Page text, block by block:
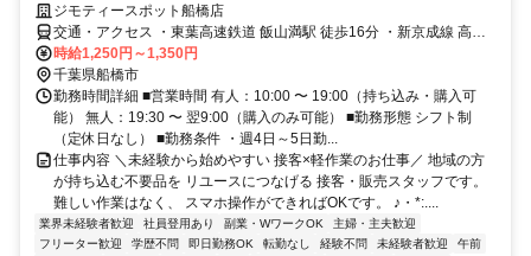
ジモティースポット船橋店
交通・アクセス ・東葉高速鉄道 飯山満駅 徒歩16分 ・新京成線 高根
木戸駅 徒歩19分 ・新京成線 高根木戸駅 船橋駅北口行（バス）3分 下
車後、徒歩2分 所要時間5分
時給1,250円～1,350円
千葉県船橋市
勤務時間詳細 ■営業時間 有人：10:00 〜 19:00（持ち込み・購入可
能） 無人：19:30 〜 翌9:00（購入のみ可能） ■勤務形態 シフト制
（定休日なし） ■勤務条件 ・週4日～5日勤...
仕事内容 ＼未経験から始めやすい 接客×軽作業のお仕事／ 地域の方
が持ち込む不要品を リユースにつなげる 接客・販売スタッフです。
難しい作業はなく、 スマホ操作ができればOKです。 ♪・*:....
業界未経験者歓迎 社員登用あり 副業・WワークOK
主婦・主夫歓迎
フリーター歓迎
学歴不問 即日勤務OK 転勤なし 経験不問 未経験者歓迎
午前